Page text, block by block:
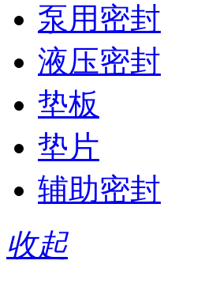
泵用密封
液压密封
垫板
垫片
辅助密封
收起